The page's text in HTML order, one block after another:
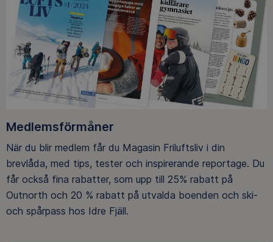
Medlemsförmåner
När du blir medlem får du Magasin Friluftsliv i din
brevlåda, med tips, tester och inspirerande reportage. Du
får också fina rabatter, som upp till 25% rabatt på
Outnorth och 20 % rabatt på utvalda boenden och ski-
och spårpass hos Idre Fjäll.